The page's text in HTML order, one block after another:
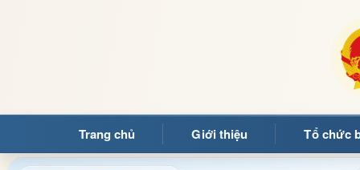
Trang chủ Giới thiệu Tổ chức